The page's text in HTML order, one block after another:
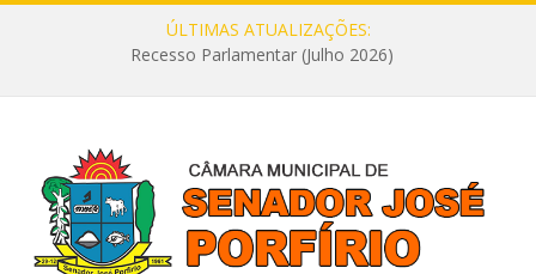
ÚLTIMAS ATUALIZAÇÕES:
Recesso Parlamentar (Julho 2026)